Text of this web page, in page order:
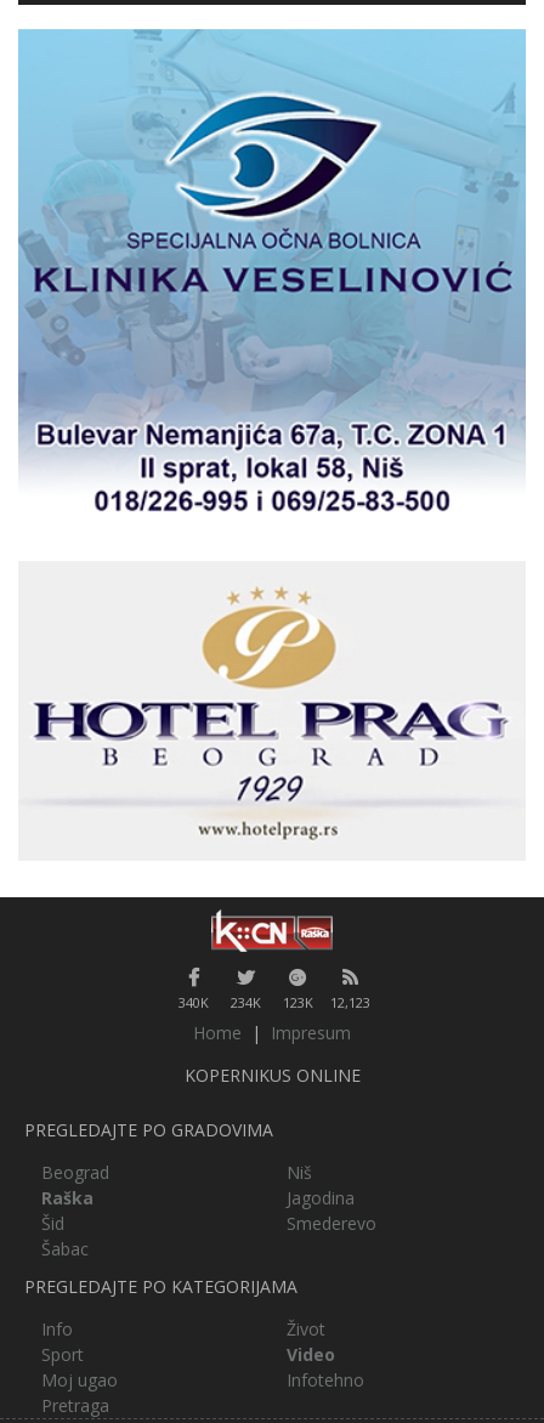
340K 234K 123K 12,123
Home |
Impresum
KOPERNIKUS ONLINE
PREGLEDAJTE PO GRADOVIMA
Beograd
Niš
Raška
Jagodina
Šid
Smederevo
Šabac
PREGLEDAJTE PO KATEGORIJAMA
Info
Život
Sport
Video
Moj ugao
Infotehno
Pretraga